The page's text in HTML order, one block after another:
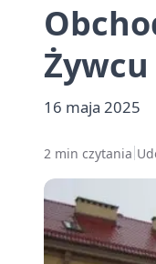
16 maja 2025
2 min czytania